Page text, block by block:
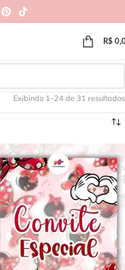
R$
Exibindo 1–24 de 31 resultados